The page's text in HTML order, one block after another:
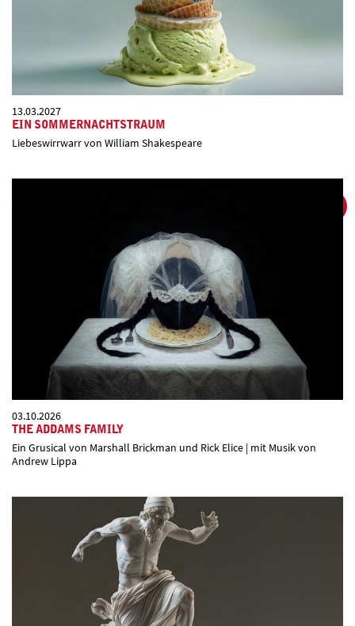
13.03.2027
EIN SOMMERNACHTSTRAUM
Liebeswirrwarr von William Shakespeare
03.10.2026
THE ADDAMS FAMILY
Ein Grusical von Marshall Brickman und Rick Elice | mit Musik von
Andrew Lippa